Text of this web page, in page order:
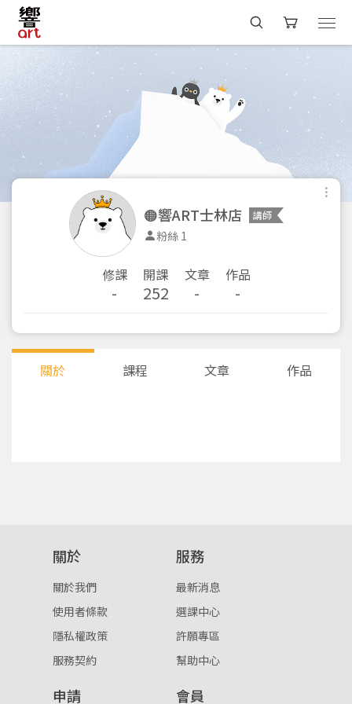
入。
重設密碼
點擊下方「確定」將前一位使用者強制登出。
確定
取消
🟠響ART士林店 講師
粉絲 1
修課
-
開課
252
文章
-
作品
-
關於 課程 文章 作品
關於
關於我們
使用者條款
隱私權政策
服務契約
服務
最新消息
選課中心
許願專區
幫助中心
申請 會員